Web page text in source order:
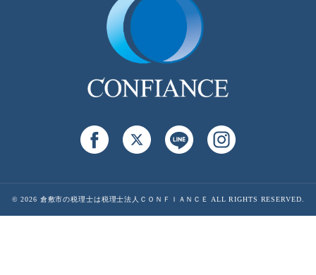
© 2026 倉敷市の税理士は税理士法人ＣＯＮＦＩＡＮＣＥ ALL RIGHTS RESERVED.